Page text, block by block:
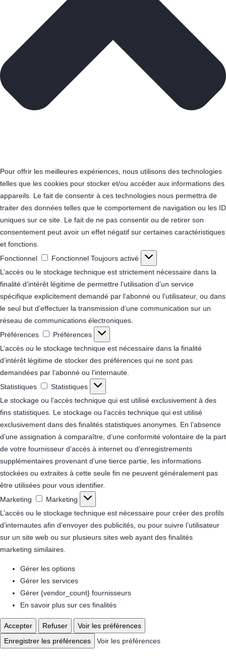
Pour offrir les meilleures expériences, nous utilisons des technologies
telles que les cookies pour stocker et/ou accéder aux informations des
appareils. Le fait de consentir à ces technologies nous permettra de
traiter des données telles que le comportement de navigation ou les ID
uniques sur ce site. Le fait de ne pas consentir ou de retirer son
consentement peut avoir un effet négatif sur certaines caractéristiques
et fonctions.
Fonctionnel
Fonctionnel Toujours activé
L’accès ou le stockage technique est strictement nécessaire dans la
finalité d’intérêt légitime de permettre l’utilisation d’un service
spécifique explicitement demandé par l’abonné ou l’utilisateur, ou dans
le seul but d’effectuer la transmission d’une communication sur un
réseau de communications électroniques.
Préférences
Préférences
L’accès ou le stockage technique est nécessaire dans la finalité
d’intérêt légitime de stocker des préférences qui ne sont pas
demandées par l’abonné ou l’internaute.
Statistiques
Statistiques
Le stockage ou l’accès technique qui est utilisé exclusivement à des
fins statistiques. Le stockage ou l’accès technique qui est utilisé
exclusivement dans des finalités statistiques anonymes. En l’absence
d’une assignation à comparaître, d’une conformité volontaire de la part
de votre fournisseur d’accès à internet ou d’enregistrements
supplémentaires provenant d’une tierce partie, les informations
stockées ou extraites à cette seule fin ne peuvent généralement pas
être utilisées pour vous identifier.
Marketing
Marketing
L’accès ou le stockage technique est nécessaire pour créer des profils
d’internautes afin d’envoyer des publicités, ou pour suivre l’utilisateur
sur un site web ou sur plusieurs sites web ayant des finalités
marketing similaires.
Gérer les options
Gérer les services
Gérer {vendor_count} fournisseurs
En savoir plus sur ces finalités
Accepter Refuser
Voir les préférences
Enregistrer les préférences
Voir les préférences